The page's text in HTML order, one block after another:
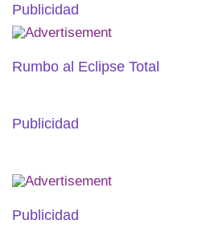
Publicidad
Rumbo al Eclipse Total
Publicidad
Publicidad